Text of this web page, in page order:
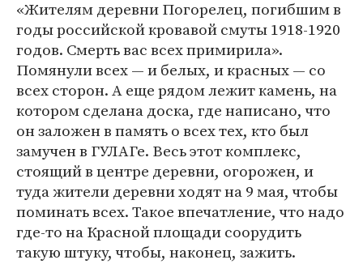
«Жителям деревни Погорелец, погибшим в
годы российской кровавой смуты 1918-1920
годов. Смерть вас всех примирила».
Помянули всех — и белых, и красных — со
всех сторон. А еще рядом лежит камень, на
котором сделана доска, где написано, что
он заложен в память о всех тех, кто был
замучен в ГУЛАГе. Весь этот комплекс,
стоящий в центре деревни, огорожен, и
туда жители деревни ходят на 9 мая, чтобы
поминать всех. Такое впечатление, что надо
где-то на Красной площади соорудить
такую штуку, чтобы, наконец, зажить.